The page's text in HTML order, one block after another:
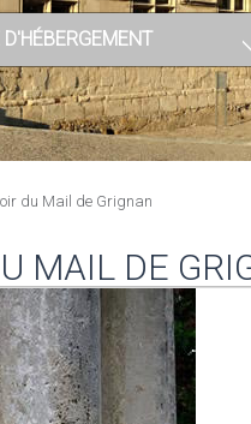
D'HÉBERGEMENT
du Mail de Grignan
MAIL DE